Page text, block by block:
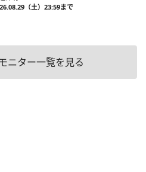
（土）23:59まで
ニター一覧を見る